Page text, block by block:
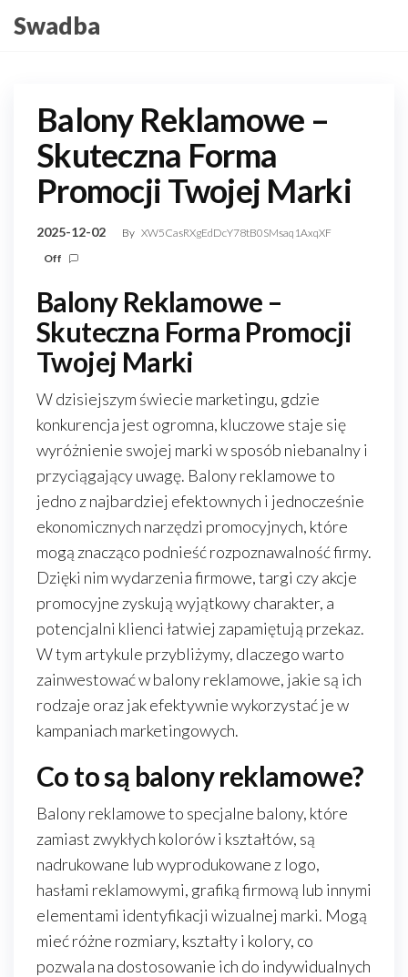
toSwadba
Balony Reklamowe –
Skuteczna Forma
Promocji Twojej Marki
2025-12-02 By XW5CasRXgEdDcY78tB0SMsaq1AxqXF
Off
Balony Reklamowe –
Skuteczna Forma Promocji
Twojej Marki
W dzisiejszym świecie marketingu, gdzie
konkurencja jest ogromna, kluczowe staje się
wyróżnienie swojej marki w sposób niebanalny i
przyciągający uwagę. Balony reklamowe to
jedno z najbardziej efektownych i jednocześnie
ekonomicznych narzędzi promocyjnych, które
mogą znacząco podnieść rozpoznawalność firmy.
Dzięki nim wydarzenia firmowe, targi czy akcje
promocyjne zyskują wyjątkowy charakter, a
potencjalni klienci łatwiej zapamiętują przekaz.
W tym artykule przybliżymy, dlaczego warto
zainwestować w balony reklamowe, jakie są ich
rodzaje oraz jak efektywnie wykorzystać je w
kampaniach marketingowych.
Co to są balony reklamowe?
Balony reklamowe to specjalne balony, które
zamiast zwykłych kolorów i kształtów, są
nadrukowane lub wyprodukowane z logo,
hasłami reklamowymi, grafiką firmową lub innymi
elementami identyfikacji wizualnej marki. Mogą
mieć różne rozmiary, kształty i kolory, co
pozwala na dostosowanie ich do indywidualnych